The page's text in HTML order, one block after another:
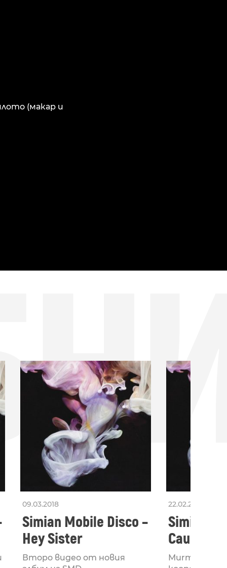
(макар и
09.03.2018
Simian Mobile Disco –
Hey Sister
Второ видео от новия
22.02.2018
Simian
Caught
Murmuration